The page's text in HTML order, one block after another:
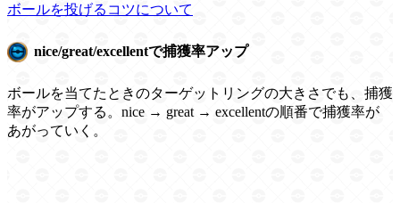
ボールを投げるコツについて
nice/great/excellentで捕獲率アップ
ボールを当てたときのターゲットリングの大きさでも、捕獲
率がアップする。nice → great → excellentの順番で捕獲率が
あがっていく。